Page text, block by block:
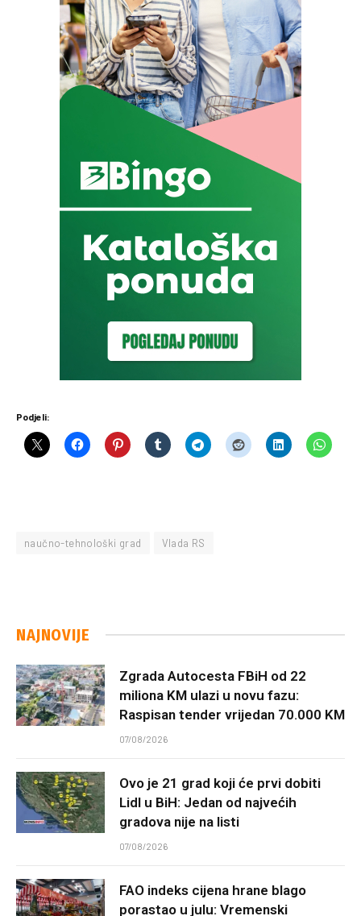
Podjeli:
naučno-tehnološki grad Vlada RS
NAJNOVIJE
Zgrada Autocesta FBiH od 22
miliona KM ulazi u novu fazu:
Raspisan tender vrijedan 70.000 KM
07/08/2026
Ovo je 21 grad koji će prvi dobiti
Lidl u BiH: Jedan od najvećih
gradova nije na listi
07/08/2026
FAO indeks cijena hrane blago
porastao u julu: Vremenski